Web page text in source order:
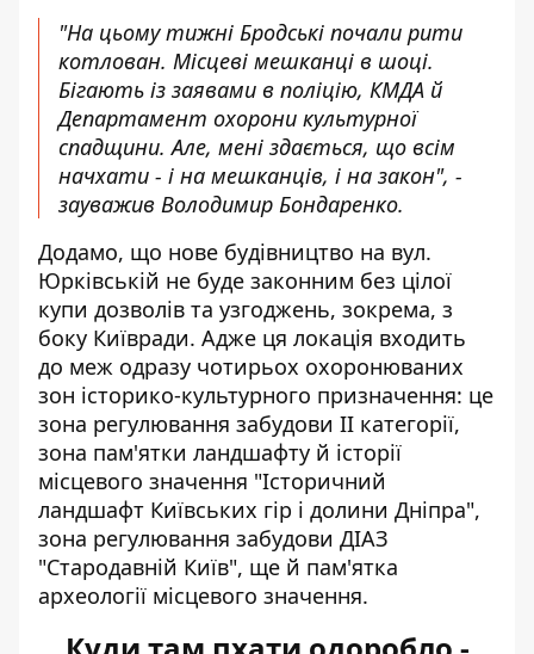
"На цьому тижні Бродські почали рити
котлован. Місцеві мешканці в шоці.
Бігають із заявами в поліцію, КМДА й
Департамент охорони культурної
спадщини. Але, мені здається, що всім
начхати - і на мешканців, і на закон", -
зауважив Володимир Бондаренко.
Додамо, що нове будівництво на вул.
Юрківській не буде законним без цілої
купи дозволів та узгоджень, зокрема, з
боку Київради. Адже ця локація входить
до меж одразу чотирьох охоронюваних
зон історико-культурного призначення: це
зона регулювання забудови ІІ категорії,
зона пам'ятки ландшафту й історії
місцевого значення "Історичний
ландшафт Київських гір і долини Дніпра",
зона регулювання забудови ДІАЗ
"Стародавній Київ", ще й пам'ятка
археології місцевого значення.